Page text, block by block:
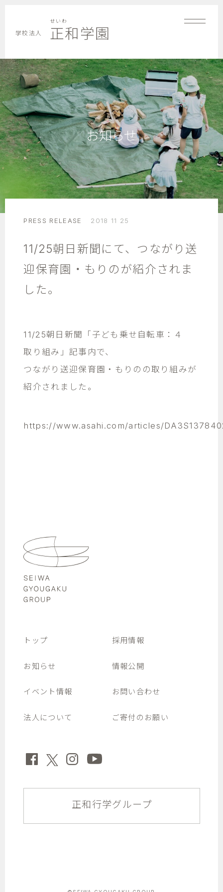
学校法人
せいわ
正和学園
お知らせ
PRESS RELEASE 2018 11 25
11/25朝日新聞にて、つながり送
迎保育園・もりのが紹介されま
した。
11/25朝日新聞「子ども乗せ自転車：４
取り組み」記事内で、
つながり送迎保育園・もりのの取り組みが
紹介されました。
https://www.asahi.com/articles/
トップ
お知らせ
イベント情報
法人について
採用情報
情報公開
お問い合わせ
ご寄付のお願い
正和行学グループ